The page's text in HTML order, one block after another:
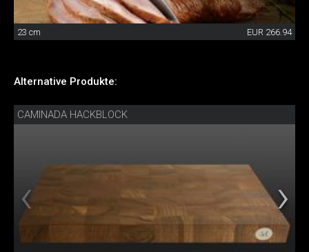
23 cm EUR 266.94
Alternative Produkte:
CAMINADA HACKBLOCK